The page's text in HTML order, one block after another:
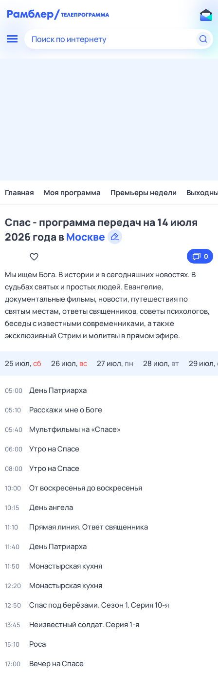
Поиск по интернету
Главная Моя программа Премьеры недели
Спас - программа передач на 14 июля
2026 года вМоскве
0
Мы ищем Бога. В истории и в сегодняшних новостях. В
судьбах святых и простых людей. Евангелие,
документальные фильмы, новости, путешествия по
святым местам, ответы священников, советы психологов,
беседы с известными современниками, а также
эксклюзивный Стрим и молитвы в прямом эфире.
25 июл,сб 26 июл, вс 27 июл, пн 28 июл, вт 29 июл,
05:00 Дeнь Патриаpха
05:10 Расскажи мне о Боге
05:40 Мультфильмы на «Спасе»
06:00 Утро на Спасе
08:00 Утро на Спасе
10:00 От воскресенья до воскресенья
10:15 День ангела
11:10 Прямая линия. Ответ священника
11:40 Дeнь Патриаpха
11:50 Монастырская кухня
12:20 Монастырская кухня
12:50 Спас под берёзами. Сезон 1. Серия 10-я
13:45 Неизвестный солдат. Серия 1-я
15:10 Роса
17:00 Вечер на Спасе